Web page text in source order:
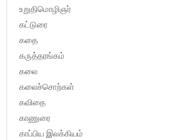
உறுதிமொழிஞர்
கட்டுரை
கதை
கருத்தரங்கம்
கலை
கலைச்சொற்கள்
கவிதை
காணுரை
காப்பிய இலக்கியம்